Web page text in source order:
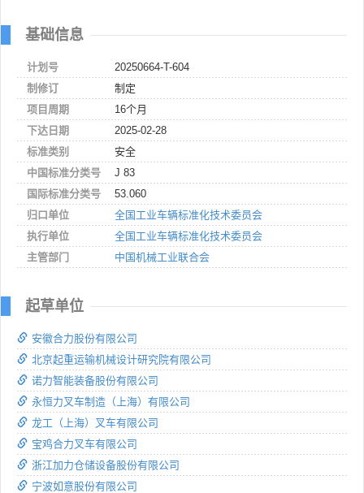
基础信息
计划号
20250664-T-604
制修订
制定
项目周期
16个月
下达日期
2025-02-28
标准类别
安全
中国标准分类号
J 83
国际标准分类号
53.060
归口单位
全国工业车辆标准化技术委员会
执行单位
全国工业车辆标准化技术委员会
主管部门
中国机械工业联合会
起草单位
安徽合力股份有限公司
北京起重运输机械设计研究院有限公司
诺力智能装备股份有限公司
永恒力叉车制造（上海）有限公司
龙工（上海）叉车有限公司
宝鸡合力叉车有限公司
浙江加力仓储设备股份有限公司
宁波如意股份有限公司